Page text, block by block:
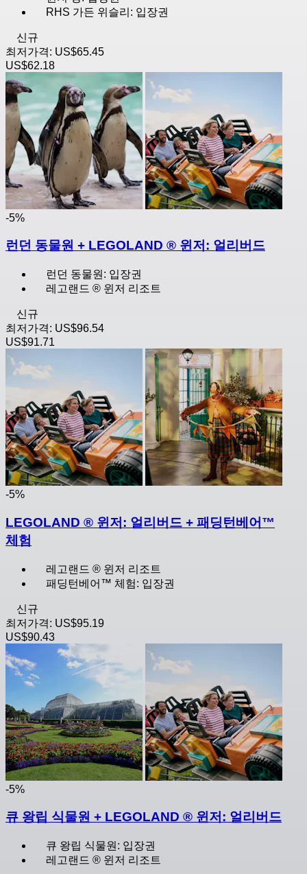
RHS 가든 위슬리: 입장권
신규
최저가격: US$65.45
US$62.18
-5%
런던 동물원 + LEGOLAND ® 윈저: 얼리버드
런던 동물원: 입장권
레고랜드 ® 윈저 리조트
신규
최저가격: US$96.54
US$91.71
-5%
LEGOLAND ® 윈저: 얼리버드 + 패딩턴베어™
체험
레고랜드 ® 윈저 리조트
패딩턴베어™ 체험: 입장권
신규
최저가격: US$95.19
US$90.43
-5%
큐 왕립 식물원 + LEGOLAND ® 윈저: 얼리버드
큐 왕립 식물원: 입장권
레고랜드 ® 윈저 리조트